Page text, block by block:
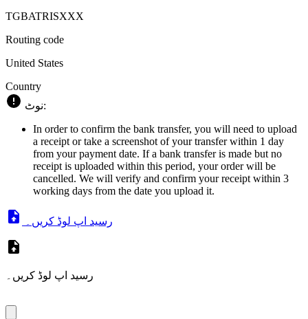
TGBATRISXXX
Routing code
United States
Country
نوٹ:
In order to confirm the bank transfer, you will need to upload
a receipt or take a screenshot of your transfer within 1 day
from your payment date. If a bank transfer is made but no
receipt is uploaded within this period, your order will be
cancelled. We will verify and confirm your receipt within 3
working days from the date you upload it.
رسید اپ لوڈ کریں۔
رسید اپ لوڈ کریں۔